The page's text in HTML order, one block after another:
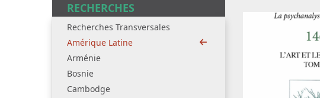
RECHERCHES
Recherches Transversales
Amérique Latine
Arménie
Bosnie
Cambodge